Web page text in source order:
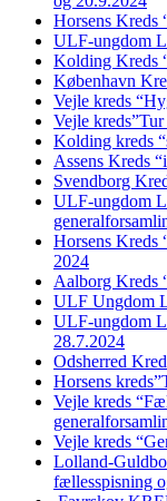
Horsens Kreds
ULF-ungdom
Kolding Kreds
København
Vejle kreds
Vejle
Kolding kreds
Assens Kreds
Svendborg
ULF-ungdom
Horsens Kreds
2024
Aalborg Kreds
ULF Ungdom
ULF-ungdom
28.7.2024
Odsherred
Horsens
Vejle kreds
Vejle kreds
Lolland-
fællesspisning